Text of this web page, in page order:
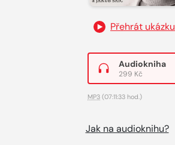
Přehrát ukázku
Audiokniha
299 Kč
MP3 (07:11:33 hod.)
Jak na audioknihu?